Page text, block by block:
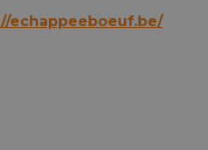
echappeeboeuf.be/